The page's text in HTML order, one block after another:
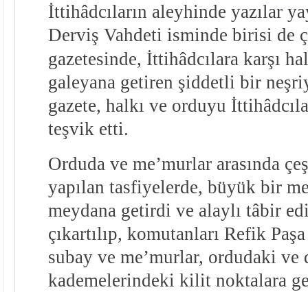
İttihâdcıların aleyhinde yazılar
Derviş Vahdeti isminde birisi de
gazetesinde, İttihâdcılara karşı
galeyana getiren şiddetli bir
gazete, halkı ve orduyu
teşvik etti.
Orduda ve me’murlar arasında
yapılan tasfiyelerde, büyük bir
meydana getirdi ve alaylı tâbir
çıkartılıp, komutanları Refik
subay ve me’murlar, ordudaki ve
kademelerindeki kilit noktalara